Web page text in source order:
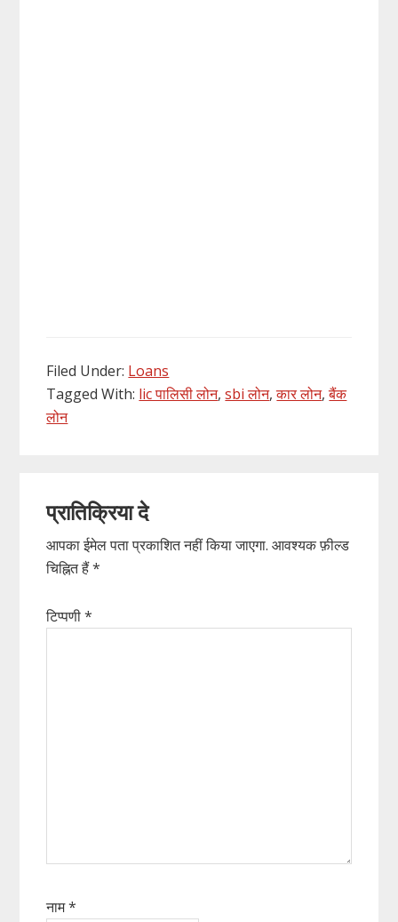
Filed Under: Loans
Tagged With: lic पालिसी लोन,sbi लोन,कार लोन,बैंक
लोन
Interactions
प्रातिक्रिया दे
आपका ईमेल पता प्रकाशित नहीं किया जाएगा. आवश्यक फ़ील्ड
चिह्नित हैं*
टिप्पणी*
नाम*